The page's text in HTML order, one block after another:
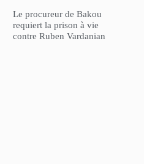
Le procureur de Bakou
requiert la prison à vie
contre Ruben Vardanian